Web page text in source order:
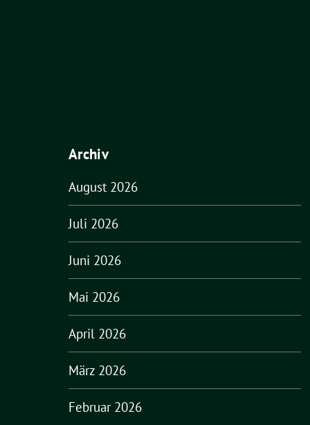
Archiv
August 2026
Juli 2026
Juni 2026
Mai 2026
April 2026
März 2026
Februar 2026